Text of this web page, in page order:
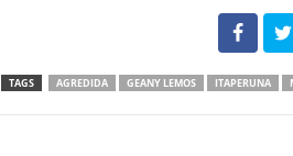
102
TAGS AGREDIDA GEANY LEMOS ITAPERUNA